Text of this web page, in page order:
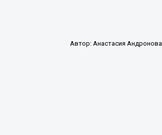
Автор: Анастасия Андронова